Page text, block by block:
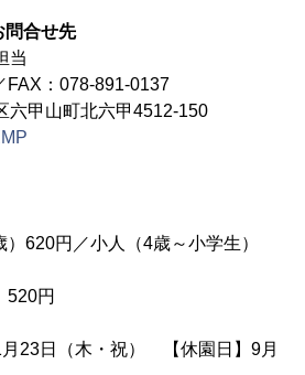
合せ先
当
FAX：078-891-0137
六甲山町北六甲4512-150
620円／小人（4歳～小学生）
円
23日（木・祝） 【休園日】9月